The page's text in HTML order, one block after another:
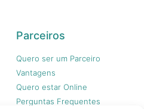
Parceiros
Quero ser um Parceiro
Vantagens
Quero estar Online
Perguntas Frequentes